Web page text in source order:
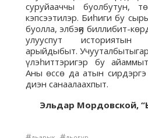
суруйааччы буолбутун,
кэпсээтилэр. Биһиги бу
буолла, элбэҕи биллибит-
улууспут
арыйдыбыт.
үлэһиттэригэр бу
Аны өссө да атын
диэн санаалаахпыт.
Эльдар Мордовской,